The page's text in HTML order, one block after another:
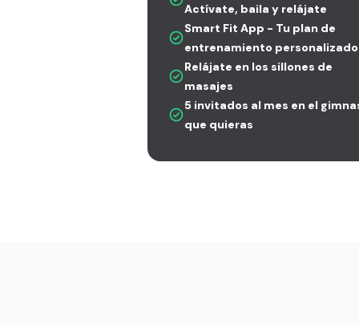
Actívate, baila y relájate
Smart Fit App - Tu plan de
entrenamiento personalizado
Relájate en los sillones de
masajes
5 invitados al mes en el
que quieras